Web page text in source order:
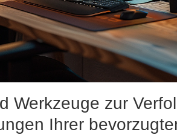
Werkzeuge zur
Ihrer